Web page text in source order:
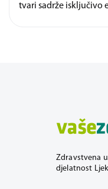
tvari sadrže isključivo
Zdravstvena
djelatnost